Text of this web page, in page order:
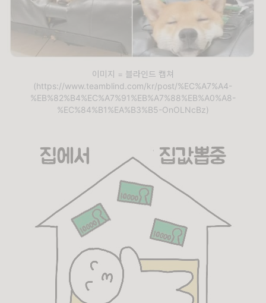
이미지 = 블라인드 캡쳐
(https://www.teamblind.com/kr/post/%EC%A7%A4-
%EB%82%B4%EC%A7%91%EB%A7%88%EB%A0%A8-
%EC%84%B1%EA%B3%B5-OnOLNcBz)